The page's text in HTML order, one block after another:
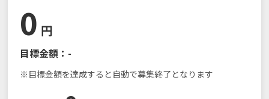
0 円
目標金額： -
※目標金額を達成すると自動で募集終了となります